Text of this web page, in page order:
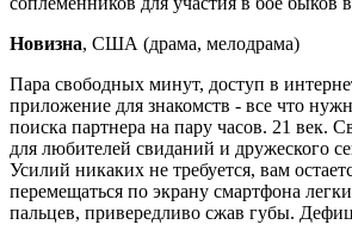
Новизна, США (драма, мелодрама)
Пара свободных минут, доступ в
приложение для знакомств - все что
поиска партнера на пару часов. 21 век.
для любителей свиданий и дружеского
Усилий никаких не требуется, вам
перемещаться по экрану смартфона
пальцев, привередливо сжав губы.